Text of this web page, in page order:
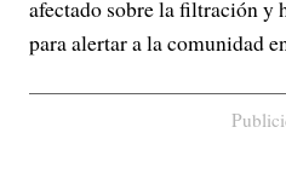
afectado sobre la filtración y
para alertar a la comunidad